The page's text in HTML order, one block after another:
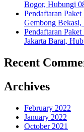
Bogor, Hubungi
Pendaftaran
Gembong
Pendaftaran
Jakarta Barat,
Recent
Archives
February 2022
January 2022
October 2021